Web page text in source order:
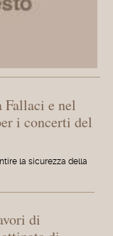
e nel
i concerti del
la sicurezza della
di